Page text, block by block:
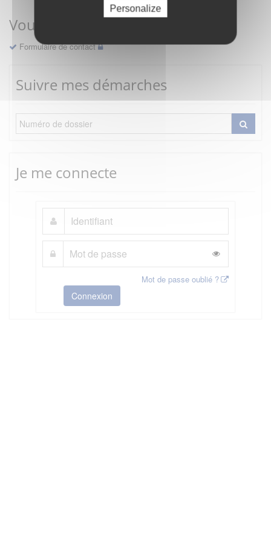
Personalize
Vous avez une question ?
Formulaire de contact
Suivre mes démarches
Je me connecte
Mot de passe oublié ?
Connexion